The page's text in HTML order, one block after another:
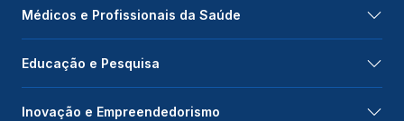
Médicos e Profissionais da Saúde
Educação e Pesquisa
Inovação e Empreendedorismo